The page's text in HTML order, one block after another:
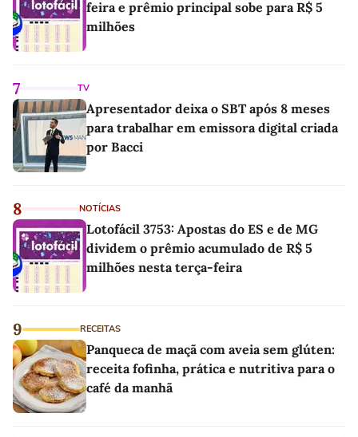
feira e prêmio principal sobe para R$ 5
milhões
7 TV
Apresentador deixa o SBT após 8 meses
para trabalhar em emissora digital criada
por Bacci
8 NOTÍCIAS
Lotofácil 3753: Apostas do ES e de MG
dividem o prêmio acumulado de R$ 5
milhões nesta terça-feira
9 RECEITAS
Panqueca de maçã com aveia sem glúten:
receita fofinha, prática e nutritiva para o
café da manhã